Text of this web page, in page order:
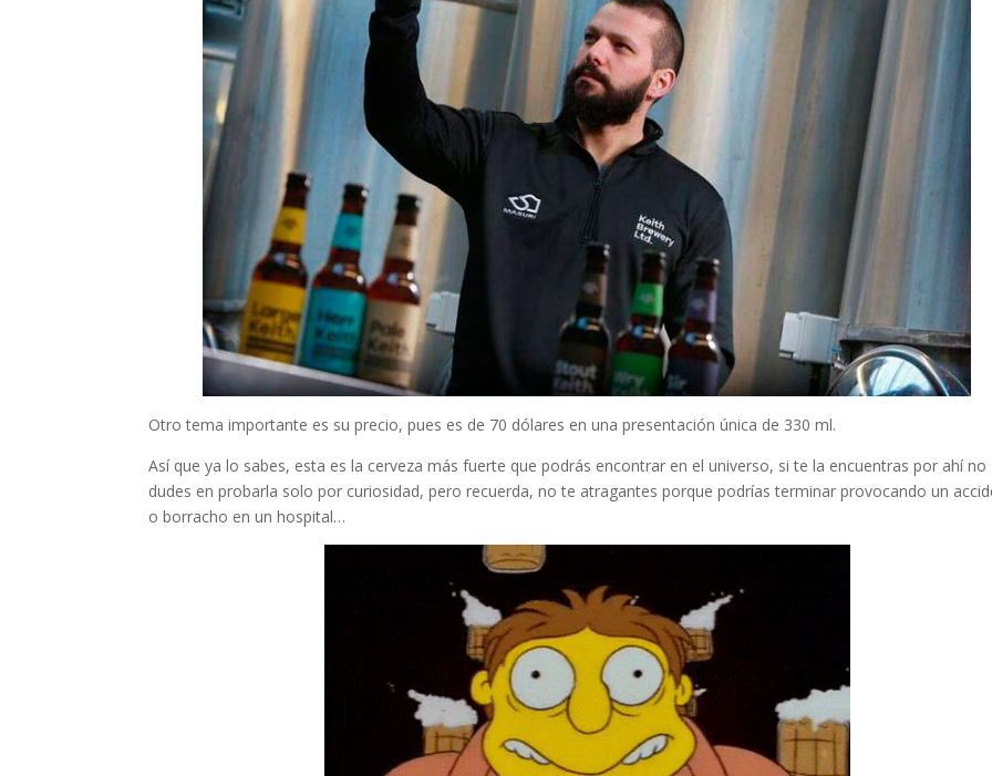
Otro tema importante es su precio, pues es de 70 dólares en una presentación única de 330 ml.
Así que ya lo sabes, esta es la cerveza más fuerte que podrás encontrar en el universo, si te la encuentras por ahí no
dudes en probarla solo por curiosidad, pero recuerda, no te atragantes porque podrías terminar provocando un
o borracho en un hospital…